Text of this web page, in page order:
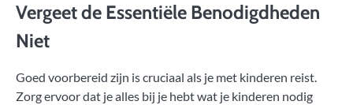
Vergeet de Essentiële Benodigdheden
Niet
Goed voorbereid zijn is cruciaal als je met kinderen reist.
Zorg ervoor dat je alles bij je hebt wat je kinderen nodig